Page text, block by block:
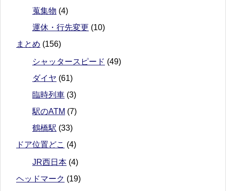
蒐集物 (4)
運休・行先変更 (10)
まとめ (156)
シャッタースピード (49)
ダイヤ (61)
臨時列車 (3)
駅のATM (7)
鶴橋駅 (33)
ドア位置どこ (4)
JR西日本 (4)
ヘッドマーク (19)